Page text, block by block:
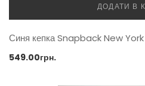
ДОДАТИ В
Синя кепка Snapback New
549.00грн.